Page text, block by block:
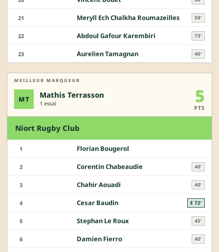
21 Meryll Ech Chalkha Roumazeilles 59'
22 Abdoul Gafour Karembiri 73'
23 Aurelien Tamagnan 40'
MEILLEUR MARQUEUR
MT Mathis Terrasson
1 essai 5
PTS
Niort Rugby Club
1 Florian Bougerol
2 Corentin Chabeaudie 40'
3 Chahir Aouadi 40'
4 Cesar Baudin E 72'
5 Stephan Le Roux 45'
6 Damien Fierro 40'